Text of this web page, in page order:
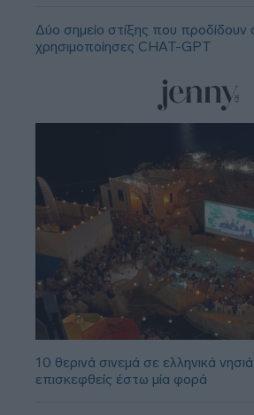
Δύο σημείο στίξης που προδίδουν
χρησιμοποίησες CHAT-GPT
10 θερινά σινεμά σε ελληνικά
επισκεφθείς έστω μία φορά